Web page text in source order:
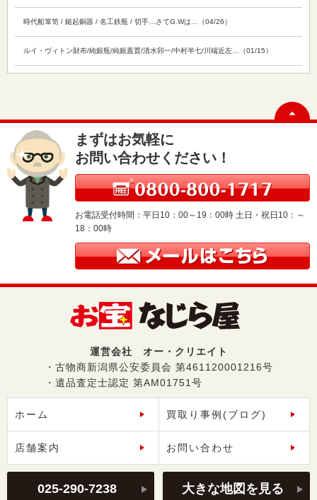
時代船箪笥 / 鎚起銅器 / 名工鉄瓶 / 切手…さてG.Wは…（04/26）
ルイ・ヴィトン財布/純銀瓶/純銀蓋置/清水卯一/中村半七/川端近左…（01/15）
まずはお気軽に
お問い合わせください！
お電話受付時間：平日10：00～19：00時 土日・祝日10：～
18：00時
運営会社 オー・クリエイト
・古物商新潟県公安委員会 第461120001216号
・遺品査定士認定 第AM01751号
ホーム 買取り事例(ブログ)
店舗案内 お問い合わせ
025-290-7238 大きな地図を見る